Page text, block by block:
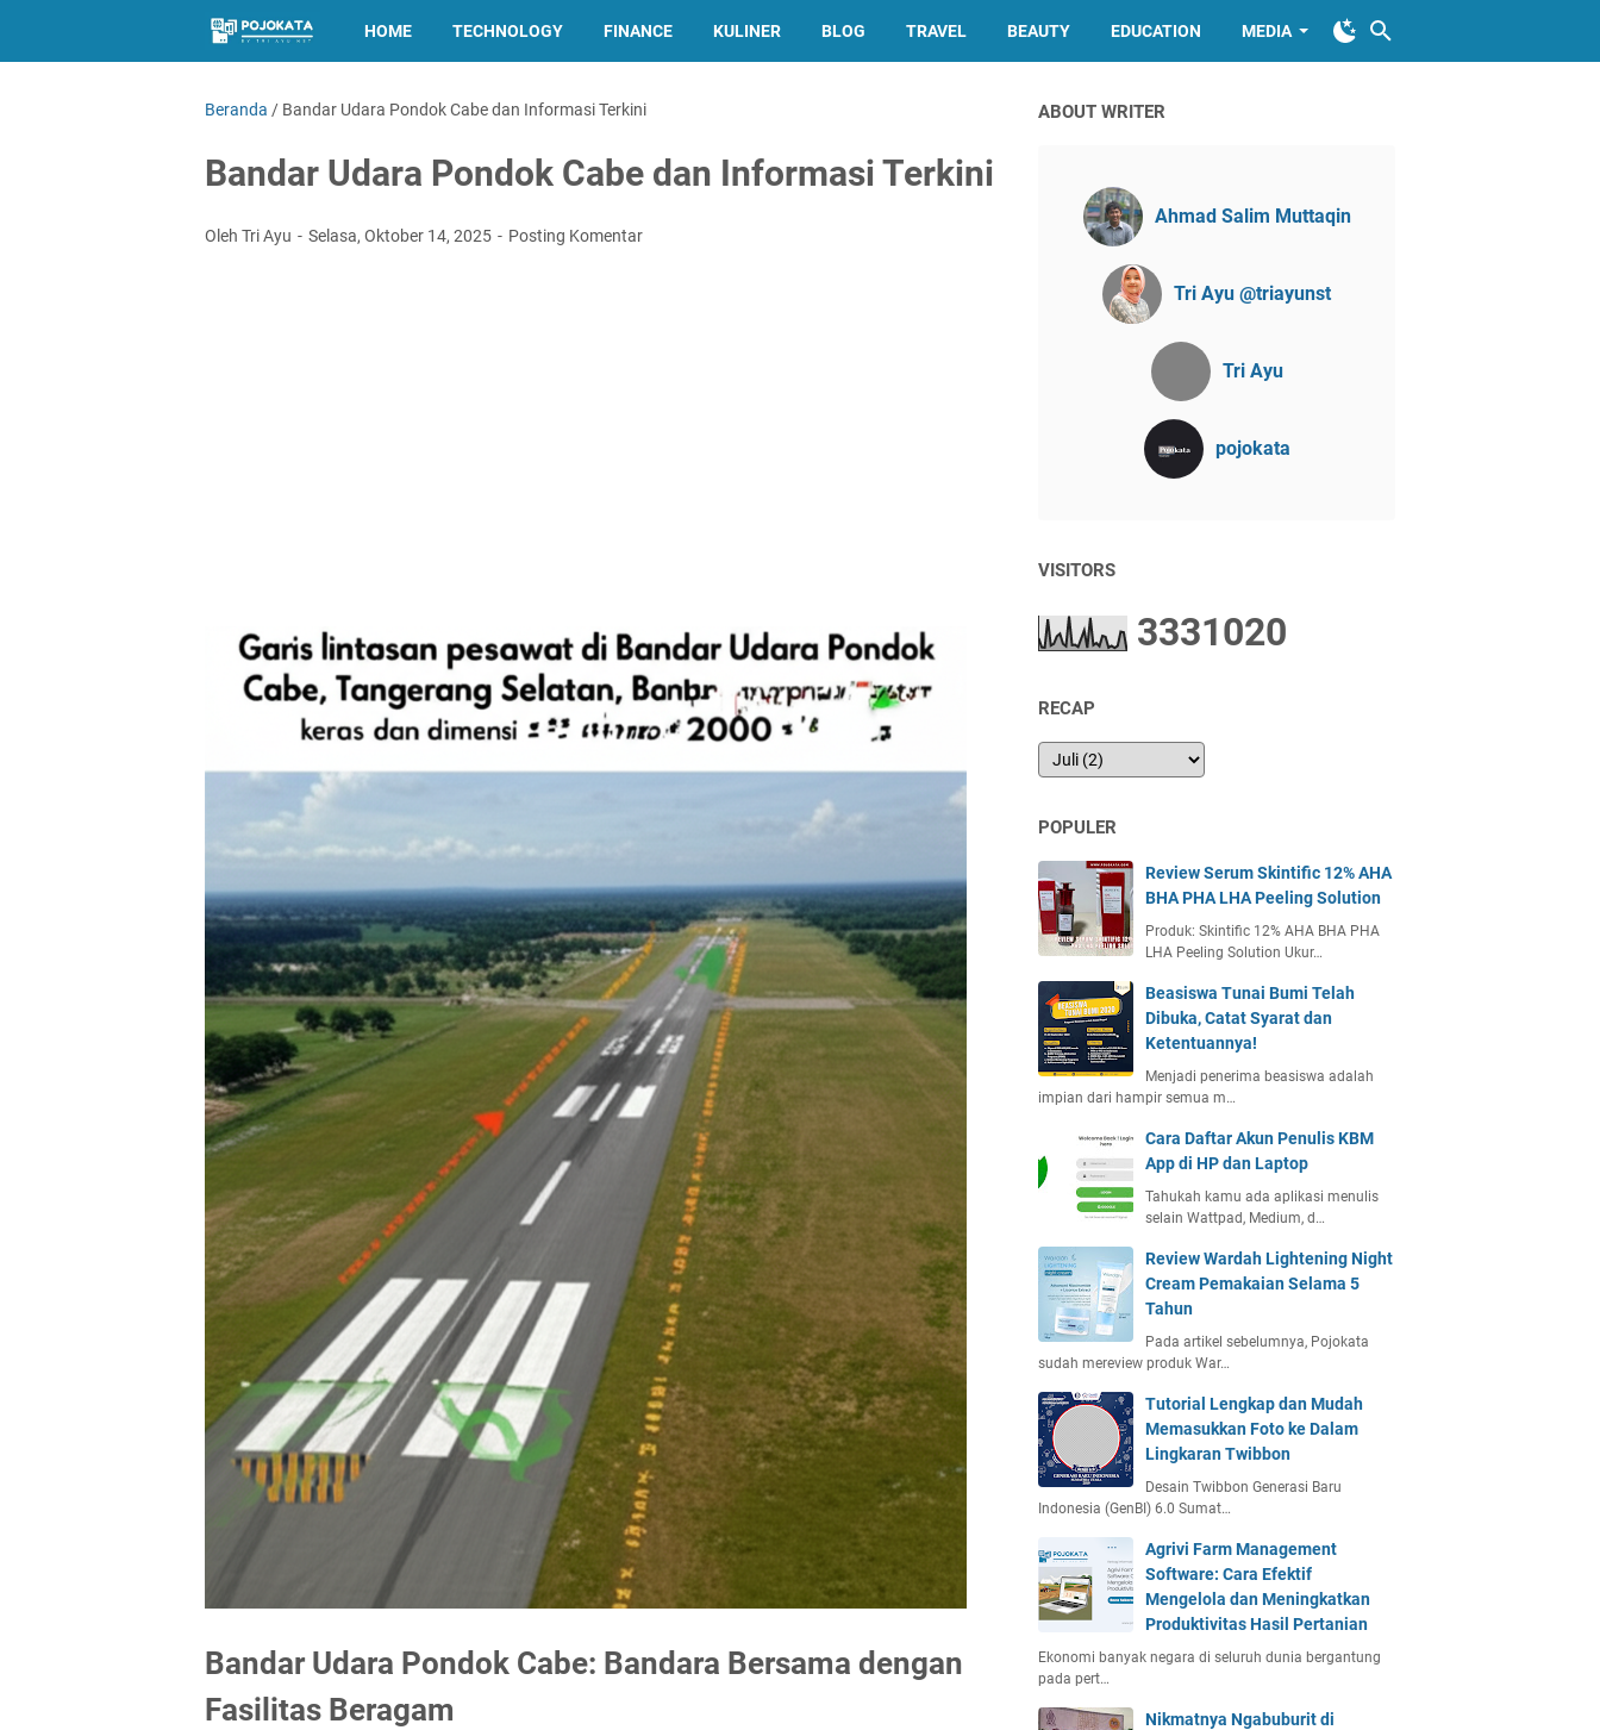
HOME TECHNOLOGY FINANCE KULINER BLOG TRAVEL BEAUTY EDUCATION MEDIA
Beranda / Bandar Udara Pondok Cabe dan Informasi Terkini
Bandar Udara Pondok Cabe dan Informasi Terkini
Oleh Tri Ayu Selasa, Oktober 14, 2025 Posting Komentar
Bandar Udara Pondok Cabe: Bandara Bersama dengan
Fasilitas Beragam
ABOUT WRITER
Ahmad Salim Muttaqin
Tri Ayu @triayunst
Tri Ayu
pojokata
VISITORS
3331020
RECAP
POPULER
Review Serum Skintific 12% AHA
BHA PHA LHA Peeling Solution
Produk: Skintific 12% AHA BHA PHA
LHA Peeling Solution Ukur…
Beasiswa Tunai Bumi Telah
Dibuka, Catat Syarat dan
Ketentuannya!
Menjadi penerima beasiswa adalah
impian dari hampir semua m…
Cara Daftar Akun Penulis KBM
App di HP dan Laptop
Tahukah kamu ada aplikasi menulis
selain Wattpad, Medium, d…
Review Wardah Lightening Night
Cream Pemakaian Selama 5
Tahun
Pada artikel sebelumnya, Pojokata
sudah mereview produk War…
Tutorial Lengkap dan Mudah
Memasukkan Foto ke Dalam
Lingkaran Twibbon
Desain Twibbon Generasi Baru
Indonesia (GenBI) 6.0 Sumat…
Agrivi Farm Management
Software: Cara Efektif
Mengelola dan Meningkatkan
Produktivitas Hasil Pertanian
Ekonomi banyak negara di seluruh dunia bergantung
pada pert…
Nikmatnya Ngabuburit di